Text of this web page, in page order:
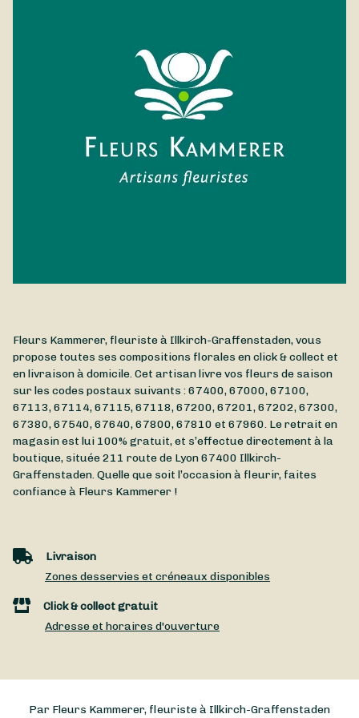
Fleurs Kammerer, fleuriste à Illkirch-Graffenstaden, vous
propose toutes ses compositions florales en click & collect et
en livraison à domicile. Cet artisan livre vos fleurs de saison
sur les codes postaux suivants : 67400, 67000, 67100,
67113, 67114, 67115, 67118, 67200, 67201, 67202, 67300,
67380, 67540, 67640, 67800, 67810 et 67960. Le retrait en
magasin est lui 100% gratuit, et s’effectue directement à la
boutique, située211 route de Lyon67400 Illkirch-
Graffenstaden. Quelle que soit l’occasion à fleurir, faites
confiance à Fleurs Kammerer !
Livraison
Zones desservies et créneaux disponibles
Click & collect gratuit
Adresse et horaires d'ouverture
Par Fleurs Kammerer, fleuriste à Illkirch-Graffenstaden